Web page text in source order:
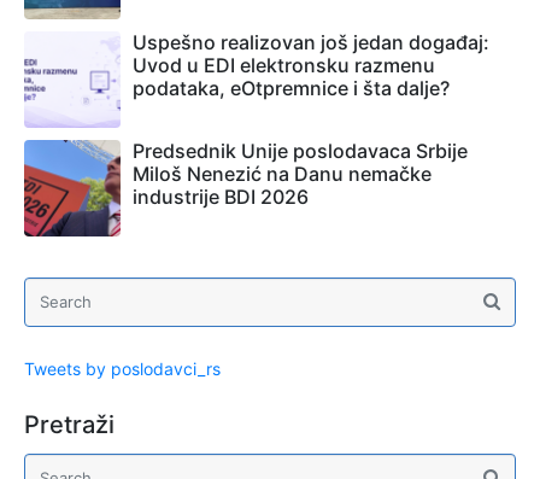
Uspešno realizovan još jedan događaj:
Uvod u EDI elektronsku razmenu
podataka, eOtpremnice i šta dalje?
Predsednik Unije poslodavaca Srbije
Miloš Nenezić na Danu nemačke
industrije BDI 2026
Tweets by poslodavci_rs
Pretraži